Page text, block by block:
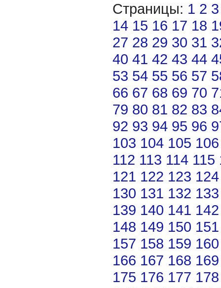
Страницы: 1 2 3
14 15 16 17 18
27 28 29 30 31
40 41 42 43 44
53 54 55 56 57
66 67 68 69 70
79 80 81 82 83
92 93 94 95 96
103 104 105 106
112 113 114 115
121 122 123 124
130 131 132 133
139 140 141 142
148 149 150 151
157 158 159 160
166 167 168 169
175 176 177 178